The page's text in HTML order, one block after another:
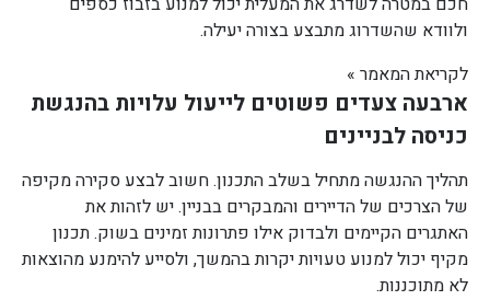
ולוודא שהשדרוג מתבצע בצורה יעילה.
לקריאת המאמר »
ארבעה צעדים פשוטים לייעול עלויות בהנגשת
כניסה לבניינים
תהליך ההנגשה מתחיל בשלב התכנון. חשוב לבצע סקירה מקיפה
של הצרכים של הדיירים והמבקרים בבניין. יש לזהות את
האתגרים הקיימים ולבדוק אילו פתרונות זמינים בשוק. תכנון
מקיף יכול למנוע טעויות יקרות בהמשך, ולסייע להימנע מהוצאות
לא מתוכננות.